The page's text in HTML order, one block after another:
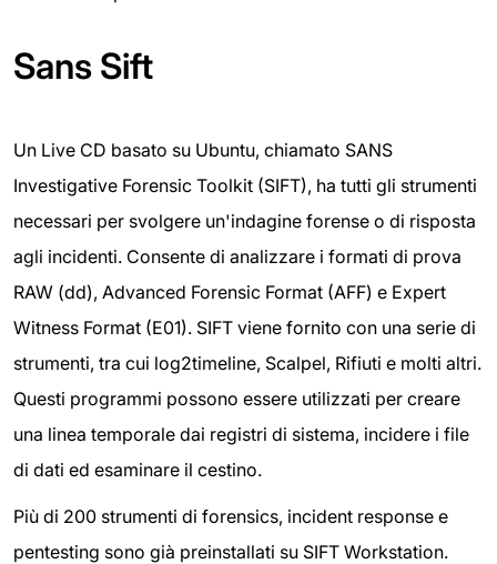
Sans Sift
Un Live CD basato su Ubuntu, chiamato SANS
Investigative Forensic Toolkit (SIFT), ha tutti gli strumenti
necessari per svolgere un'indagine forense o di risposta
agli incidenti. Consente di analizzare i formati di prova
RAW (dd), Advanced Forensic Format (AFF) e Expert
Witness Format (E01). SIFT viene fornito con una serie di
strumenti, tra cui log2timeline, Scalpel, Rifiuti e molti altri.
Questi programmi possono essere utilizzati per creare
una linea temporale dai registri di sistema, incidere i file
di dati ed esaminare il cestino.
Più di 200 strumenti di forensics, incident response e
pentesting sono già preinstallati su SIFT Workstation.